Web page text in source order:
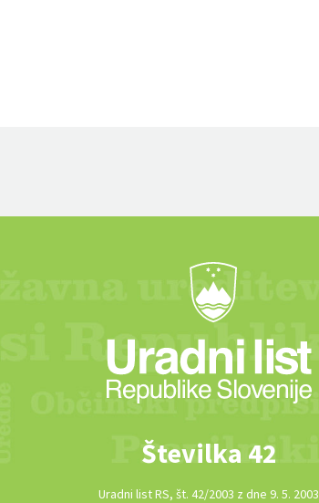
Številka 42
Uradni list RS, št. 42/2003 z dne 9. 5. 2003